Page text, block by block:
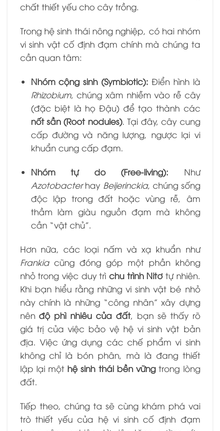
chất thiết yếu cho cây trồng.
Trong hệ sinh thái nông nghiệp, có hai nhóm
vi sinh vật cố định đạm chính mà chúng ta
cần quan tâm:
Nhóm cộng sinh (Symbiotic): Điển hình là
Rhizobium, chúng xâm nhiễm vào rễ cây
(đặc biệt là họ Đậu) để tạo thành các
nốt sần (Root nodules). Tại đây, cây cung
cấp đường và năng lượng, ngược lại vi
khuẩn cung cấp đạm.
Nhóm tự do (Free-living): Như
Azotobacterhay Beijerinckia, chúng sống
độc lập trong đất hoặc vùng rễ, âm
thầm làm giàu nguồn đạm mà không
cần “vật chủ”.
Hơn nữa, các loại nấm và xạ khuẩn như
Frankiacũng đóng góp một phần không
nhỏ trong việc duy trì chu trình Nitơ tự nhiên.
Khi bạn hiểu rằng những vi sinh vật bé nhỏ
này chính là những “công nhân” xây dựng
nênđộ phì nhiêu của đất, bạn sẽ thấy rõ
giá trị của việc bảo vệ hệ vi sinh vật bản
địa. Việc ứng dụng các chế phẩm vi sinh
không chỉ là bón phân, mà là đang thiết
lập lại một hệ sinh thái bền vững trong lòng
đất.
Tiếp theo, chúng ta sẽ cùng khám phá vai
trò thiết yếu của hệ vi sinh cố định đạm